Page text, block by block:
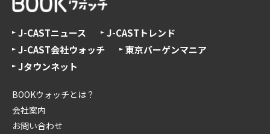
J-CASTニュース
J-CASTトレンド
J-CAST会社ウォッチ
東京バーゲンマニア
Jタウンネット
BOOKウォッチとは？
会社案内
お問い合わせ